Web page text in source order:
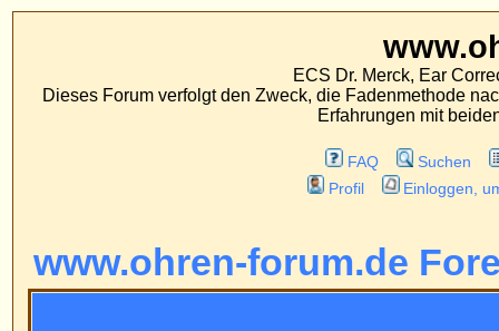
www.ohren-
ECS Dr. Merck, Ear Correction System,
Dieses Forum verfolgt den Zweck, die Fadenmethode nach Dr. Merck den
Erfahrungen mit beiden
Suchen Mitgliederliste
www.ohren-forum.de Foren-
Registrieren und Einloggen